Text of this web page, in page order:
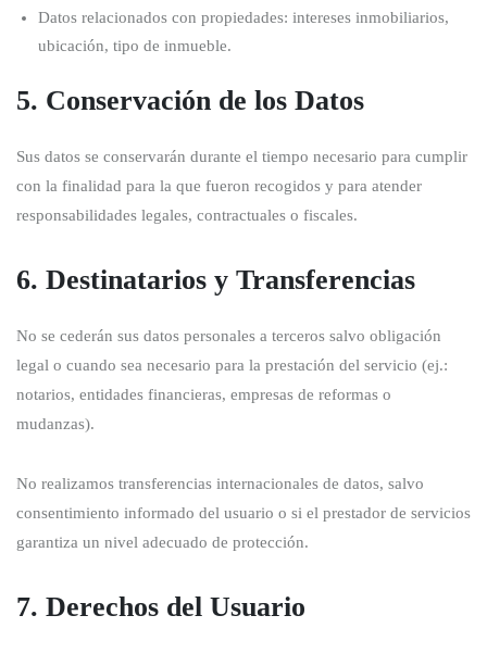
Datos relacionados con propiedades: intereses inmobiliarios,
ubicación, tipo de inmueble.
5. Conservación de los Datos
Sus datos se conservarán durante el tiempo necesario para cumplir
con la finalidad para la que fueron recogidos y para atender
responsabilidades legales, contractuales o fiscales.
6. Destinatarios y Transferencias
No se cederán sus datos personales a terceros salvo obligación
legal o cuando sea necesario para la prestación del servicio (ej.:
notarios, entidades financieras, empresas de reformas o
mudanzas).
No realizamos transferencias internacionales de datos, salvo
consentimiento informado del usuario o si el prestador de servicios
garantiza un nivel adecuado de protección.
7. Derechos del Usuario